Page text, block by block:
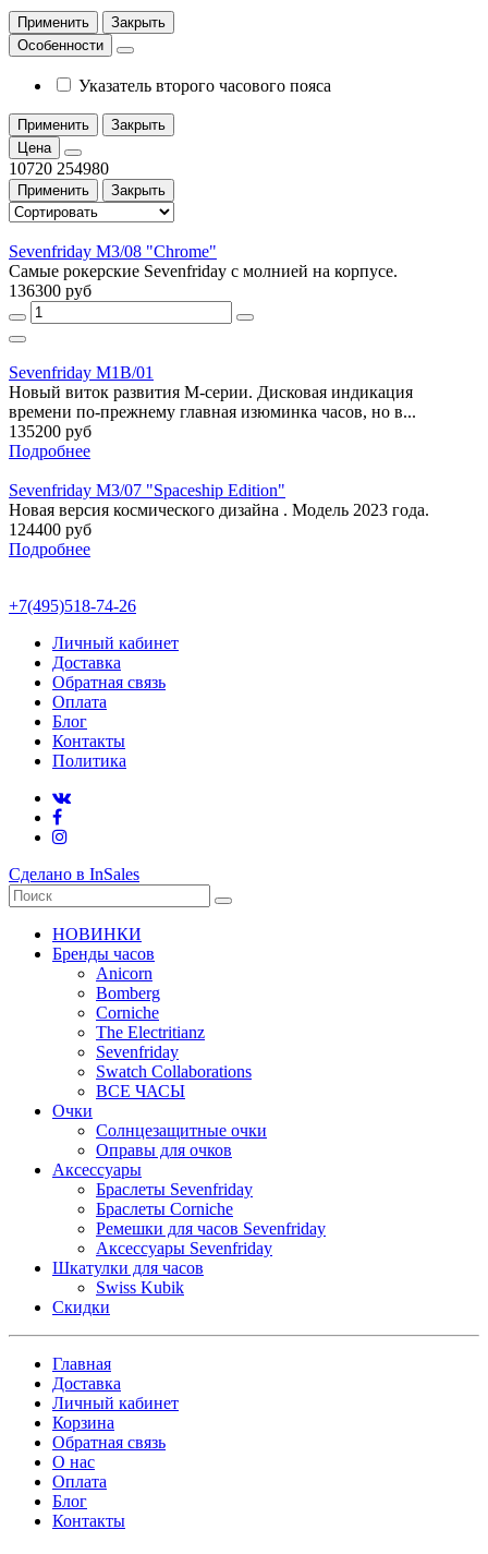
Применить
Закрыть
Особенности
Указатель второго часового пояса
Применить
Закрыть
Цена
10720 254980
Применить Закрыть
Sevenfriday M3/08 "Chrome"
Самые рокерские Sevenfriday с молнией на корпусе.
136300 руб
Sevenfriday M1B/01
Новый виток развития М-серии. Дисковая индикация
времени по-прежнему главная изюминка часов, но в...
135200 руб
Подробнее
Sevenfriday M3/07 "Spaceship Edition"
Новая версия космического дизайна . Модель 2023 года.
124400 руб
Подробнее
+7(495)518-74-26
Личный кабинет
Доставка
Обратная связь
Оплата
Блог
Контакты
Политика
Сделано в InSales
НОВИНКИ
Бренды часов
Anicorn
Bomberg
Corniche
The Electritianz
Sevenfriday
Swatch Collaborations
ВСЕ ЧАСЫ
Очки
Солнцезащитные очки
Оправы для очков
Аксессуары
Браслеты Sevenfriday
Браслеты Corniche
Ремешки для часов Sevenfriday
Аксессуары Sevenfriday
Шкатулки для часов
Swiss Kubik
Скидки
Главная
Доставка
Личный кабинет
Корзина
Обратная связь
О нас
Оплата
Блог
Контакты